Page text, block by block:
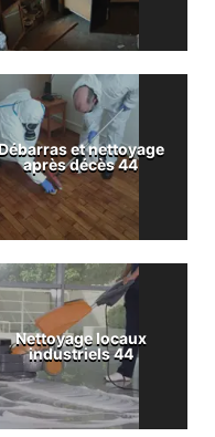
et nettoyage
après décès 44
Nettoyage locaux
industriels 44